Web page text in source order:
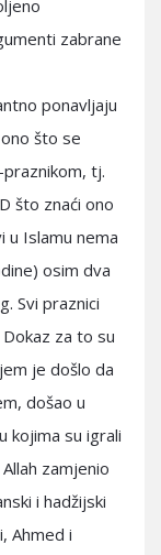
zabrane
ponavljaju
što se
tj.
što znaći ono
u Islamu nema
osim dva
Svi praznici
za to su
je došlo da
došao u
kojima su igrali
zamjenio
i hadžijski
Ahmed i